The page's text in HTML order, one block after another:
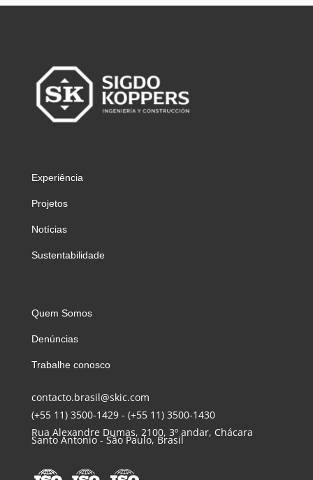
Experiência
Projetos
Notícias
Sustentabilidade
Quem Somos
Denúncias
Trabalhe conosco
contacto.brasil@skic.com
(+55 11) 3500-1429- (+55 11) 3500-1430
Rua Alexandre Dumas, 2100, 3º andar, Chácara
Santo Antonio - São Paulo, Brasil